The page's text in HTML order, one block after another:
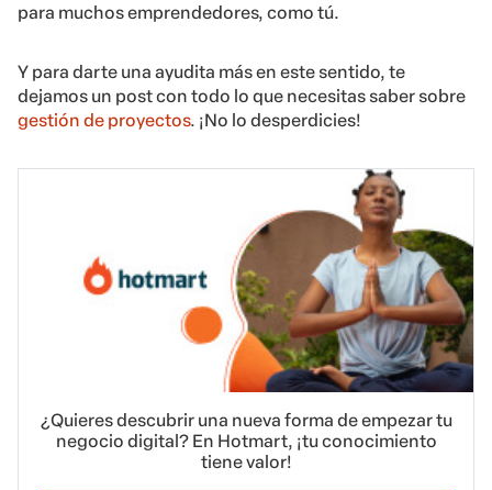
para muchos emprendedores, como tú.
Y para darte una ayudita más en este sentido, te
dejamos un post con todo lo que necesitas saber sobre
gestión de proyectos. ¡No lo desperdicies!
¿Quieres descubrir una nueva forma de empezar tu
negocio digital? En Hotmart, ¡tu conocimiento
tiene valor!